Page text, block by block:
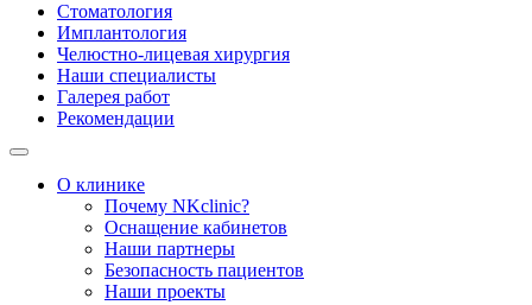
Стоматология
Имплантология
Челюстно-лицевая хирургия
Наши специалисты
Галерея работ
Рекомендации
О клинике
Почему NKclinic?
Оснащение кабинетов
Наши партнеры
Безопасность пациентов
Наши проекты